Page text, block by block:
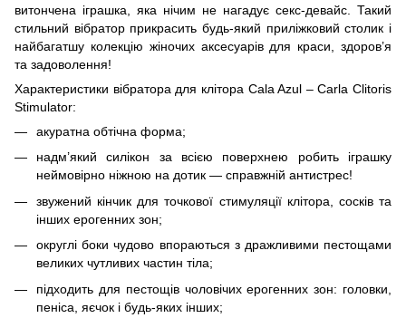
витончена іграшка, яка нічим не нагадує секс-девайс. Такий
стильний вібратор прикрасить будь-який приліжковий столик і
найбагатшу колекцію жіночих аксесуарів для краси, здоров’я
та задоволення!
Характеристики вібратора для клітора Cala Azul – Carla Clitoris
Stimulator:
акуратна обтічна форма;
надм’який силікон за всією поверхнею робить іграшку
неймовірно ніжною на дотик — справжній антистрес!
звужений кінчик для точкової стимуляції клітора, сосків та
інших ерогенних зон;
округлі боки чудово впораються з дражливими пестощами
великих чутливих частин тіла;
підходить для пестощів чоловічих ерогенних зон: головки,
пеніса, яєчок і будь-яких інших;